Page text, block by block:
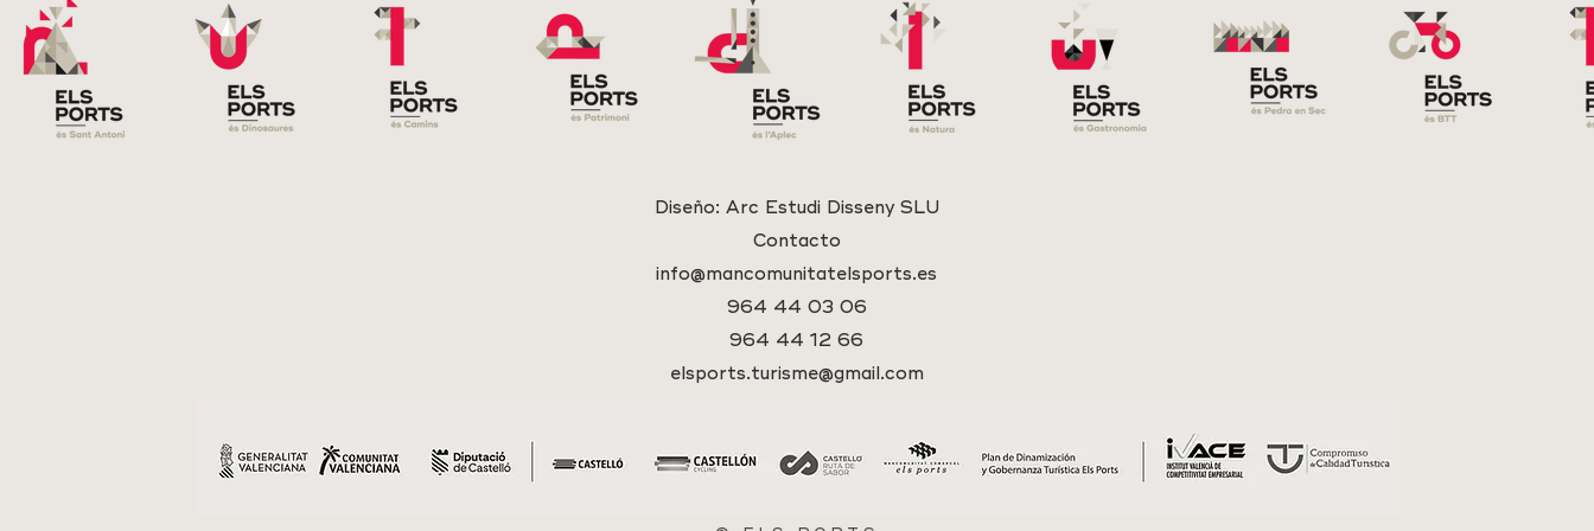
Diseño: Arc Estudi Disseny SLU
Contacto
info@mancomunitatelsports.es
964 44 03 06
964 44 12 66
elsports.turisme@gmail.com